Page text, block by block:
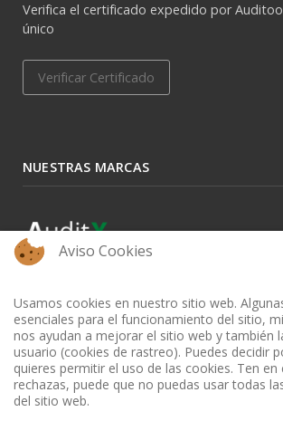
Verifica el certificado expedido por
único
Verificar Certificado
NUESTRAS MARCAS
Aviso Cookies
Usamos cookies en nuestro sitio web.
esenciales para el funcionamiento del sitio,
nos ayudan a mejorar el sitio web y también
usuario (cookies de rastreo). Puedes decidir
quieres permitir el uso de las cookies. Ten en
rechazas, puede que no puedas usar todas
del sitio web.